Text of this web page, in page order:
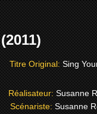
Titre Original:Sing
Réalisateur:Susanne
Scénariste:Susanne